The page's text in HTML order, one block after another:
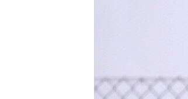
GENOCID U SREBRENICI